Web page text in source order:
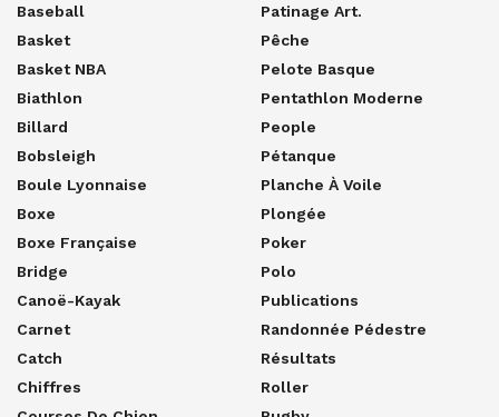
Baseball
Basket
Basket NBA
Biathlon
Billard
Bobsleigh
Boule Lyonnaise
Boxe
Boxe Française
Bridge
Canoë-Kayak
Carnet
Catch
Chiffres
Patinage Art.
Pêche
Pelote Basque
Pentathlon Moderne
People
Pétanque
Planche À Voile
Plongée
Poker
Polo
Publications
Randonnée Pédestre
Résultats
Roller